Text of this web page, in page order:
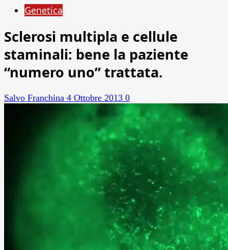
Genetica
Sclerosi multipla e cellule
staminali: bene la paziente
“numero uno” trattata.
Salvo Franchina 4 Ottobre 2013 0